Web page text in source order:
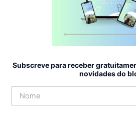
Subscreve para receber
novidades do